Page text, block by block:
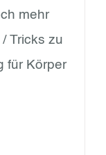
mehr
Tricks zu
für Körper